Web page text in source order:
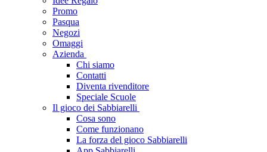
Promo
Pasqua
Negozi
Omaggi
Azienda
Chi siamo
Contatti
Diventa rivenditore
Speciale Scuole
Il gioco dei Sabbiarelli
Cosa sono
Come funzionano
La forza del gioco Sabbiarelli